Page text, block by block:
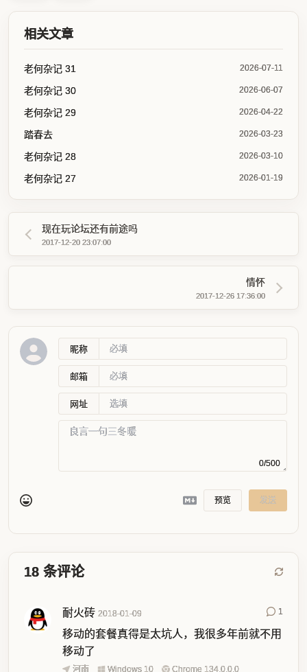
相关文章
老何杂记 31 2026-07-11
老何杂记 30 2026-06-07
老何杂记 29 2026-04-22
踏春去 2026-03-23
老何杂记 28 2026-03-10
老何杂记 27 2026-01-19
现在玩论坛还有前途吗
2017-12-20 23:07:00
情怀
2017-12-26 17:36:00
昵称
邮箱
网址
0/500
预览 发送
18 条评论
耐火砖 2018-01-09 1
移动的套餐真得是太坑人，我很多年前就不用
移动了
河南 Windows 10 Chrome 134.0.0.0